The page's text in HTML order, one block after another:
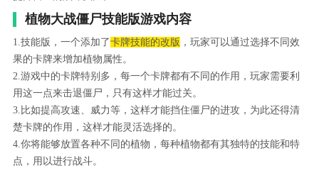
植物大战僵尸技能版游戏内容
1.技能版，一个添加了卡牌技能的改版 ，玩家可以通过选择不同效
果的卡牌来增加植物属性。
2.游戏中的卡牌特别多，每一个卡牌都有不同的作用，玩家需要利
用这一点来击退僵尸，只有这样才能过关。
3.比如提高攻速、威力等，这样才能挡住僵尸的进攻，为此还得清
楚卡牌的作用，这样才能灵活选择的。
4.你将能够放置各种不同的植物，每种植物都有其独特的技能和特
点，用以进行战斗。